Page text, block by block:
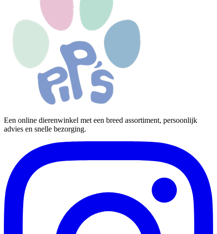
Een online dierenwinkel met een breed assortiment, persoonlijk
advies en snelle bezorging.